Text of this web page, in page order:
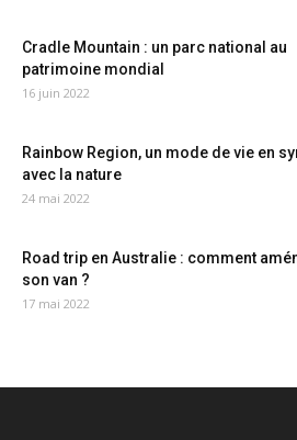
Cradle Mountain : un parc national au
patrimoine mondial
16 juin 2022
Rainbow Region, un mode de vie en
avec la nature
24 mai 2022
Road trip en Australie : comment
son van ?
17 mai 2022